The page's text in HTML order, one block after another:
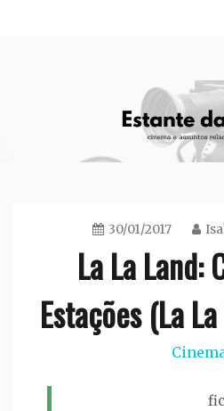
30/01/2017
La La Land:
Estações (La